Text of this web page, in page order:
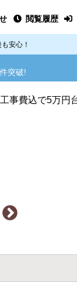
閲覧履歴
安心！
突破!